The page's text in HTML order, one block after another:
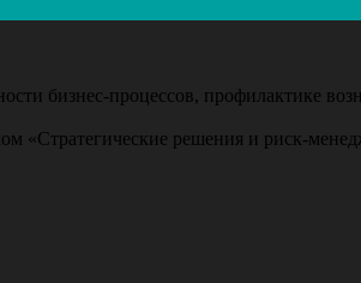
бизнес-процессов, профилактике
«Стратегические решения и риск-